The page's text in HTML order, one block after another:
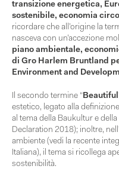
transizione energetica,
sostenibile, economia
ricordare che all’origine la
nasceva con un’accezione
piano ambientale,
di Gro Harlem Bruntland
Environment and
Il secondo termine “Beautiful
estetico, legato alla
al tema della Baukultur e
Declaration 2018); inoltre,
ambiente (vedi la recente
Italiana), il tema si ricollega
sostenibilità.